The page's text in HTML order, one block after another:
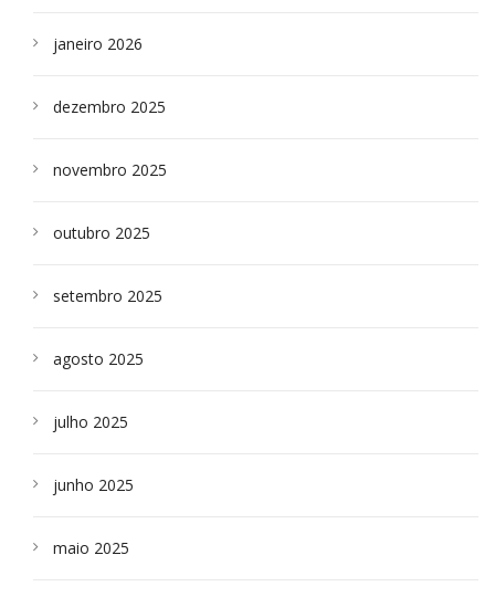
janeiro 2026
dezembro 2025
novembro 2025
outubro 2025
setembro 2025
agosto 2025
julho 2025
junho 2025
maio 2025